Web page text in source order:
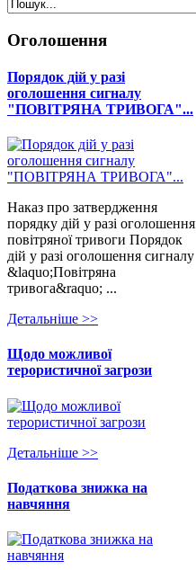
Оголошення
Порядок дій у разі
оголошення сигналу
"ПОВІТРЯНА ТРИВОГА"...
Наказ про затвердження
порядку дій у разі оголошення
повітряної тривоги Порядок
дій у разі оголошення сигналу
&laquo;Повітряна
тривога&raquo; ...
Детальнiше >>
Щодо можливої
терористичної загрози
Детальнiше >>
Податкова знижка на
навчяння